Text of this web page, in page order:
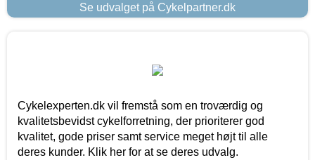
Se udvalget på Cykelpartner.dk
Cykelexperten.dk vil fremstå som en troværdig og
kvalitetsbevidst cykelforretning, der prioriterer god
kvalitet, gode priser samt service meget højt til alle
deres kunder. Klik her for at se deres udvalg.